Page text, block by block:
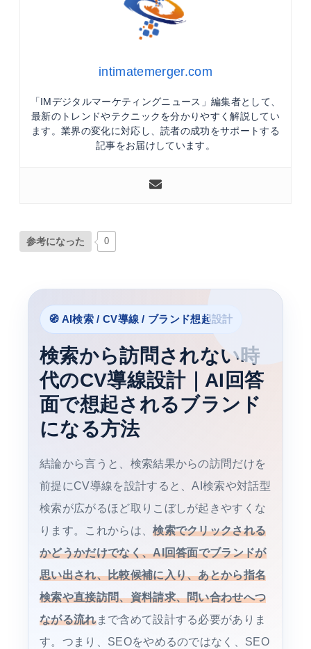
intimatemerger.com
「IMデジタルマーケティングニュース」編集者として、
最新のトレンドやテクニックを分かりやすく解説してい
ます。業界の変化に対応し、読者の成功をサポートする
記事をお届けしています。
参考になった 0
🧭 AI検索 / CV導線 / ブランド想起設計
検索から訪問されない時
代のCV導線設計｜AI回答
面で想起されるブランド
になる方法
結論から言うと、検索結果からの訪問だけを
前提にCV導線を設計すると、AI検索や対話型
検索が広がるほど取りこぼしが起きやすくな
ります。これからは、検索でクリックされる
かどうかだけでなく、AI回答面でブランドが
思い出され、比較候補に入り、あとから指名
検索や直接訪問、資料請求、問い合わせへつ
ながる流れまで含めて設計する必要がありま
す。つまり、SEOをやめるのではなく、SEO